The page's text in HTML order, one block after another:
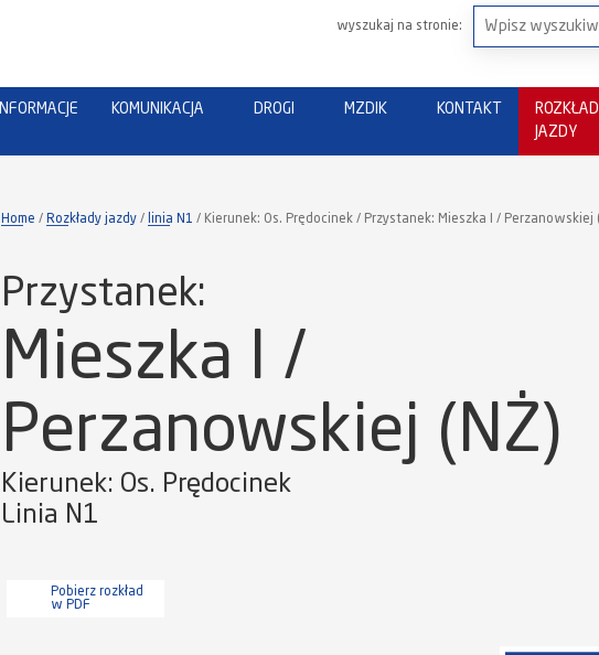
INFORMACJE KOMUNIKACJA DROGI MZDIK KONTAKT
JAZDY
wyszukaj na stronie:
Home Rozkłady jazdy linia N1 Kierunek: Os. Prędocinek / Przystanek: Mieszka I / Perzanowskiej
Przystanek:
Mieszka I /
Perzanowskiej (NŻ)
Kierunek: Os. Prędocinek
Linia N1
Pobierz rozkład
w PDF